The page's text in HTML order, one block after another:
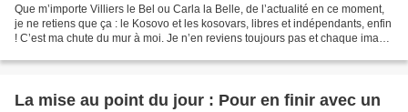
Que m’importe Villiers le Bel ou Carla la Belle, de l’actualité en ce moment,
je ne retiens que ça : le Kosovo et les kosovars, libres et indépendants, enfin
! C’est ma chute du mur à moi. Je n’en reviens toujours pas et chaque image
La mise au point du jour : Pour en finir avec un